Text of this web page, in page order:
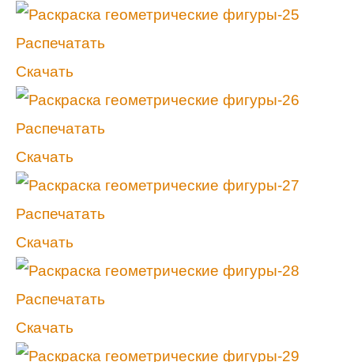
Распечатать
Скачать
Распечатать
Скачать
Распечатать
Скачать
Распечатать
Скачать